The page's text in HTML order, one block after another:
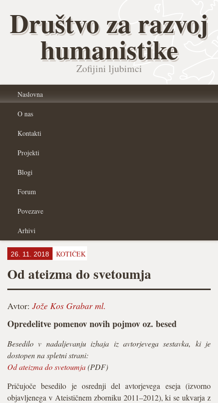
Društvo za razvoj
humanistike
Zofijini ljubimci
Naslovna
O nas
Kontakti
Projekti
Blogi
Forum
Povezave
Arhivi
26. 11. 2018 KOTIČEK
Od ateizma do svetoumja
Avtor: Jože Kos Grabar ml.
Opredelitve pomenov novih pojmov oz. besed
Besedilo v nadaljevanju izhaja iz avtorjevega sestavka, ki je
dostopen na spletni strani:
Od ateizma do svetoumja(PDF)
Pričujoče besedilo je osrednji del avtorjevega eseja (izvorno
objavljenega v Ateističnem zborniku 2011–2012), ki se ukvarja z